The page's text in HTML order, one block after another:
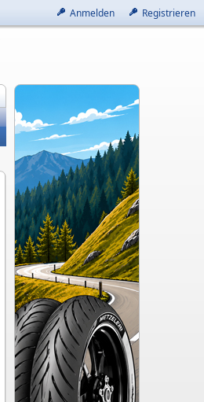
Anmelden Registrieren